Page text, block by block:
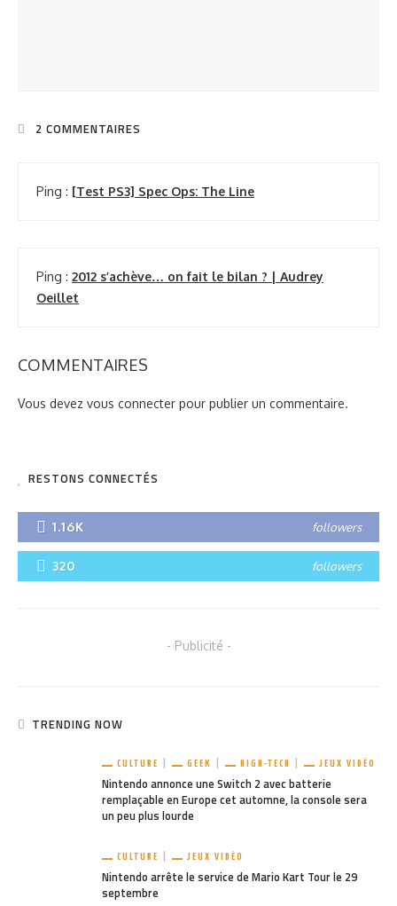
2 COMMENTAIRES
Ping : [Test PS3] Spec Ops: The Line
Ping : 2012 s’achève… on fait le bilan ? | Audrey
Oeillet
COMMENTAIRES
Vous devez vous connecter pour publier un commentaire.
RESTONS CONNECTÉS
1.16K followers
320 followers
- Publicité -
TRENDING NOW
CULTURE GEEK HIGH-TECH JEUX VIDÉO
Nintendo annonce une Switch 2 avec batterie
remplaçable en Europe cet automne, la console sera
un peu plus lourde
CULTURE JEUX VIDÉO
Nintendo arrête le service de Mario Kart Tour le 29
septembre